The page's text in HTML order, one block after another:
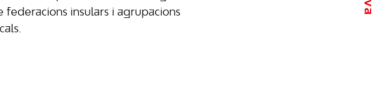
federacions insulars i agrupacions